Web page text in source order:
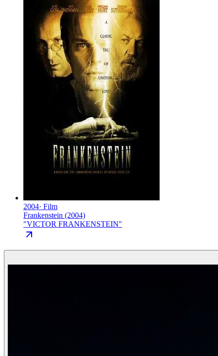
2004· Film
Frankenstein (2004)
"VICTOR FRANKENSTEIN"